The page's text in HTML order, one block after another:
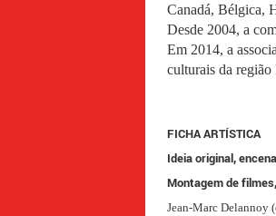
Canadá, Bélgica,
Desde 2004, a
Em 2014, a
culturais da região
FICHA ARTÍSTICA
Ideia original,
Montagem de
Jean-Marc Delannoy